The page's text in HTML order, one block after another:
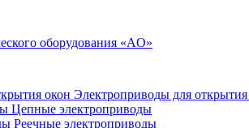
Электроприводы для открытия
Цепные электроприводы
Реечные электроприводы